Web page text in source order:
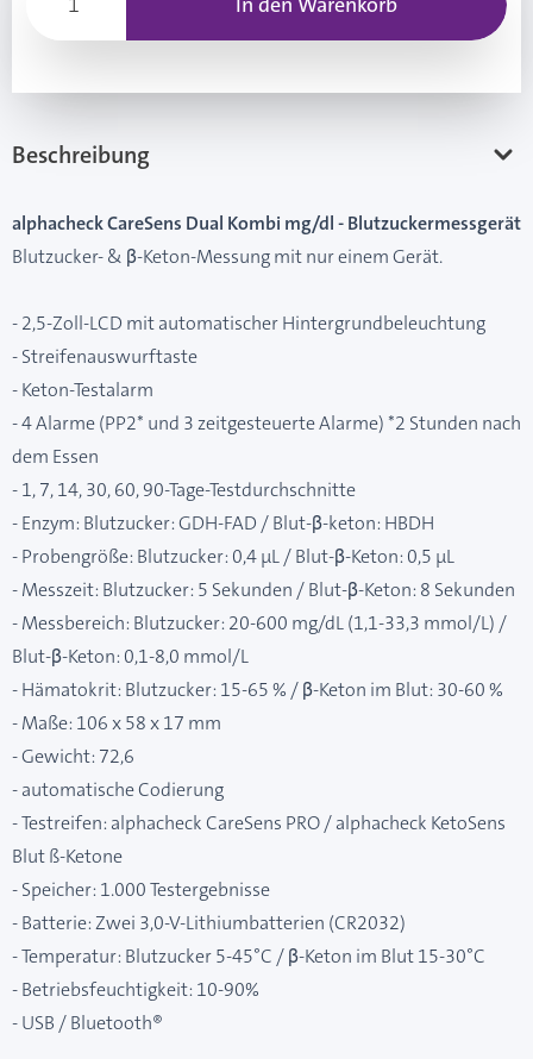
Beschreibung
alphacheck CareSens Dual Kombi mg/dl - Blutzuckermessgerät
Blutzucker- & β-Keton-Messung mit nur einem Gerät.
- 2,5-Zoll-LCD mit automatischer Hintergrundbeleuchtung
- Streifenauswurftaste
- Keton-Testalarm
- 4 Alarme (PP2* und 3 zeitgesteuerte Alarme) *2 Stunden nach
dem Essen
- 1, 7, 14, 30, 60, 90-Tage-Testdurchschnitte
- Enzym: Blutzucker: GDH-FAD / Blut-β-keton: HBDH
- Probengröße: Blutzucker: 0,4 μL / Blut-β-Keton: 0,5 μL
- Messzeit: Blutzucker: 5 Sekunden / Blut-β-Keton: 8 Sekunden
- Messbereich: Blutzucker: 20-600 mg/dL (1,1-33,3 mmol/L) /
Blut-β-Keton: 0,1-8,0 mmol/L
- Hämatokrit: Blutzucker: 15-65 % / β-Keton im Blut: 30-60 %
- Maße: 106 x 58 x 17 mm
- Gewicht: 72,6
- automatische Codierung
- Testreifen: alphacheck CareSens PRO / alphacheck KetoSens
Blut ß-Ketone
- Speicher: 1.000 Testergebnisse
- Batterie: Zwei 3,0-V-Lithiumbatterien (CR2032)
- Temperatur: Blutzucker 5-45°C / β-Keton im Blut 15-30°C
- Betriebsfeuchtigkeit: 10-90%
- USB / Bluetooth®